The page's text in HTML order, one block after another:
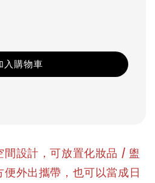
入購物車
間設計，可放置化妝品 / 盥
外出攜帶，也可以當成日